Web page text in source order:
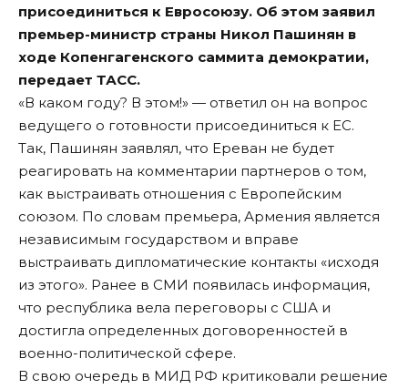
присоединиться к Евросоюзу. Об этом заявил
премьер-министр страны Никол Пашинян в
ходе Копенгагенского саммита демократии,
передает ТАСС.
«В каком году? В этом!» — ответил он на вопрос
ведущего о готовности присоединиться к ЕС.
Так, Пашинян заявлял, что Ереван не будет
реагировать на комментарии партнеров о том,
как выстраивать отношения с Европейским
союзом. По словам премьера, Армения является
независимым государством и вправе
выстраивать дипломатические контакты «исходя
из этого». Ранее в СМИ появилась информация,
что республика вела переговоры с США и
достигла определенных договоренностей в
военно-политической сфере.
В свою очередь в МИД РФ критиковали решение